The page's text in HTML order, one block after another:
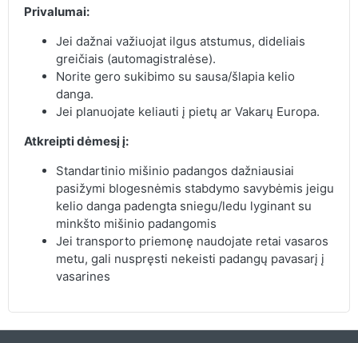
Privalumai:
Jei dažnai važiuojat ilgus atstumus, dideliais
greičiais (automagistralėse).
Norite gero sukibimo su sausa/šlapia kelio
danga.
Jei planuojate keliauti į pietų ar Vakarų Europa.
Atkreipti dėmesį į:
Standartinio mišinio padangos dažniausiai
pasižymi blogesnėmis stabdymo savybėmis jeigu
kelio danga padengta sniegu/ledu lyginant su
minkšto mišinio padangomis
Jei transporto priemonę naudojate retai vasaros
metu, gali nuspręsti nekeisti padangų pavasarį į
vasarines